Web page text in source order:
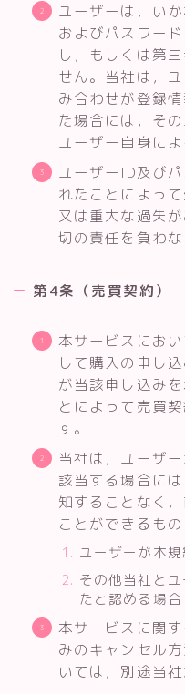
ユーザーは，い
およびパスワー
し，もしくは第
せん。当社は，
み合わせが登録
た場合には，そ
ユーザー自身に
ユーザーID及び
れたことによっ
又は重大な過失
切の責任を負わな
第4条（売買契約）
本サービスにお
して購入の申し
が当該申し込み
とによって売買
す。
当社は，ユーザ
該当する場合に
知することなく
ことができるもの
ユーザーが本
その他当社と
たと認める場合
本サービスに関
みのキャンセル
いては，別途当